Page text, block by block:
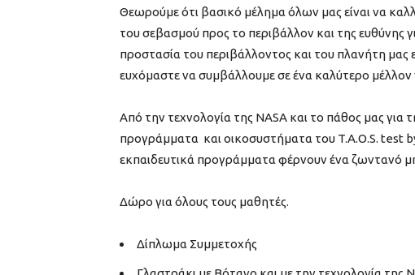
Θεωρούμε ότι βασικό μέλημα όλων μας είναι να
του σεβασμού προς το περιβάλλον και της
προστασία του περιβάλλοντος και του πλανήτη
ευχόμαστε να συμβάλλουμε σε ένα καλύτερο μέλλον
Από την τεχνολογία της NASA και το πάθος μας
προγράμματα και οικοσυστήματα του T.A.O.S. test
εκπαιδευτικά προγράμματα φέρνουν ένα ζωντανό
Δώρο για όλους τους μαθητές.
Δίπλωμα Συμμετοχής